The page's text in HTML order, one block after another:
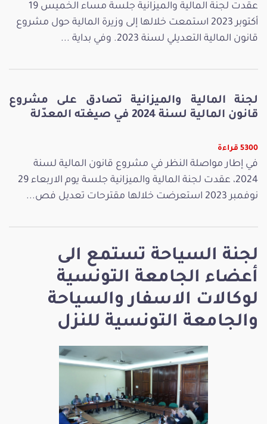
لجنة السياحة تستمع الى
أعضاء الجامعة التونسية
لوكالات الاسفار والسياحة
والجامعة التونسية للنزل
عقدت لجنة المالية والميزانية جلسة مساء الخميس 19
أكتوبر 2023 استمعت خلالها إلى وزيرة المالية حول مشروع
قانون المالية التعديلي لسنة 2023. وفي بداية ...
لجنة المالية والميزانية تصادق على مشروع
قانون المالية لسنة 2024 في صيغته المعدّلة
5300 قراءة
في إطار مواصلة النظر في مشروع قانون المالية لسنة
2024، عقدت لجنة المالية والميزانية جلسة يوم الاربعاء 29
نوفمبر 2023 استعرضت خلالها مقترحات تعديل فص...